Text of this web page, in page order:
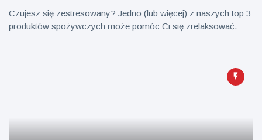
Czujesz się zestresowany? Jedno (lub więcej) z naszych top 3
produktów spożywczych może pomóc Ci się zrelaksować.